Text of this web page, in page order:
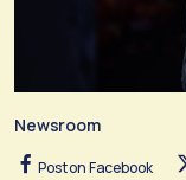
Newsroom
Post on Facebook